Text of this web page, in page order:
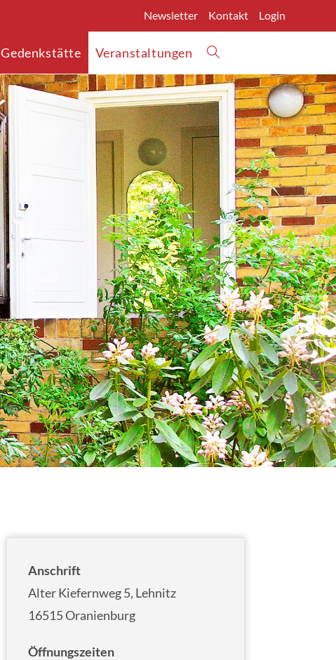
Newsletter Kontakt Login
Gedenkstätte Veranstaltungen
Anschrift
Alter Kiefernweg 5, Lehnitz
16515 Oranienburg
Öffnungszeiten